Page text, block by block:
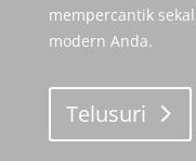
mempercantik
modern Anda.
Telusuri